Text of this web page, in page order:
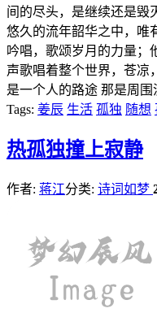
间的尽头，是继续还是毁
悠久的流年韶华之中，唯
吟唱，歌颂岁月的力量；
声歌唱着整个世界，苍凉
是一个人的路途 那是周围
Tags: 姜辰 生活 孤独 随想
热孤独撞上寂静
作者: 蒋江分类: 诗词如梦